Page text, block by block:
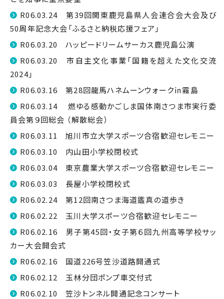
R06.03.24 第39回関東鹿児島県人会連合会大会及び
50周年記念大会「ふるさと納税応援フェア」
R06.03.20 ハッピードリームサーカス鹿児島公演
R06.03.20 市自主文化事業「国籍を超えた文化交流
2024」
R06.03.16 第28回龍馬ハネムーンウォーク㏌霧島
R06.03.14 燃ゆる感動かごしま国体南さつま市実行委
員会第９回総会 （解散総会）
R06.03.11 旭川市立大学スポーツ合宿歓迎セレモニー
R06.03.10 内山田小学校閉校式
R06.03.04 東京農業大学スポーツ合宿歓迎セレモニー
R06.03.03 長屋小学校閉校式
R06.02.24 第12回南さつま海道鑑真の道歩き
R06.02.22 玉川大学スポーツ合宿歓迎セレモニー
R06.02.16 男子第45回・女子第６回九州高等学校サッ
カー大会開会式
R06.02.16 国道226号笠沙道路開通式
R06.02.12 玉林分団ポンプ車交付式
R06.02.10 笠沙トンネル開通記念コンサート